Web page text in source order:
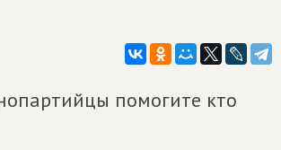
помогите кто